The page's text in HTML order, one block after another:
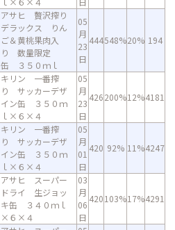
アサヒ 贅沢搾り
デラックス りん
ご＆黄桃果肉入
り 数量限定
缶 ３５０ｍｌ
05
月
23
日
444548%20% 194
キリン 一番搾
り サッカーデザ
イン缶 ３５０ｍ
ｌ×６×４
05
月
23
日
426200%12%4181
キリン 一番搾
り サッカーデザ
イン缶 ３５０ｍ
ｌ×６×４
05
月
01
日
420 92% 11%4247
アサヒ スーパー
ドライ 生ジョッ
キ缶 ３４０ｍｌ
×６×４
03
月
06
日
420103%17%4291